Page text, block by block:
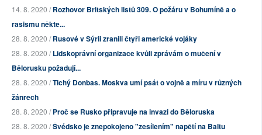
14. 8. 2020 /Rozhovor Britských listů 309. O požáru v Bohumíně a o
rasismu někte...
28. 8. 2020 /Rusové v Sýrii zranili čtyři americké vojáky
28. 8. 2020 /Lidskoprávní organizace kvůli zprávám o mučení v
Bělorusku požadují...
28. 8. 2020 /Tichý Donbas. Moskva umí psát o vojně a míru v různých
žánrech
28. 8. 2020 /Proč se Rusko připravuje na invazi do Běloruska
28. 8. 2020 /Švédsko je znepokojeno "zesílením" napětí na Baltu